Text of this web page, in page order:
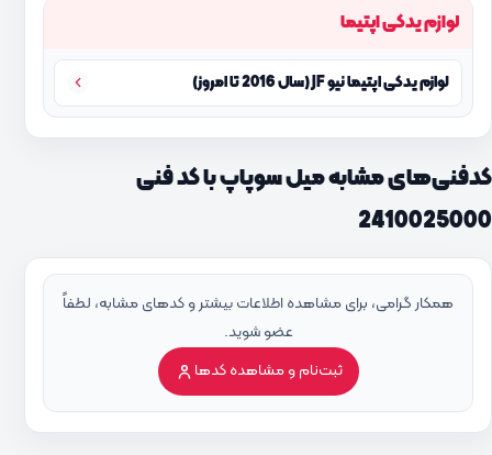
لوازم یدکی اپتیما
لوازم یدکی اپتیما نیو JF (سال 2016 تا امروز)
کدفنی‌های مشابه میل سوپاپ با کد فنی
2410025000
همکار گرامی، برای مشاهده اطلاعات بیشتر و کدهای مشابه، لطفاً
عضو شوید.
ثبت‌نام و مشاهده کدها